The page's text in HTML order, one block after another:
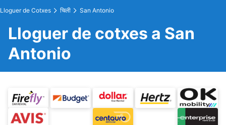
Lloguer de Cotxes चिली San Antonio
Lloguer de cotxes a San
Antonio